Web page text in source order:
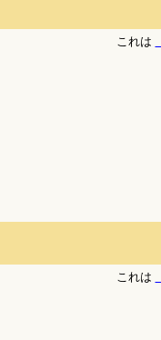
これは
これは